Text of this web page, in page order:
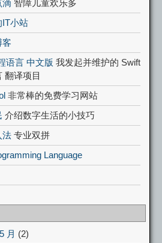
滴 智障儿童欢乐多
IT小站
客
语言 中文版 我发起并维护的 Swift
翻译项目
非常棒的免费学习网站
介绍数字生活的小技巧
法 专业双拼
Language
月 (2)